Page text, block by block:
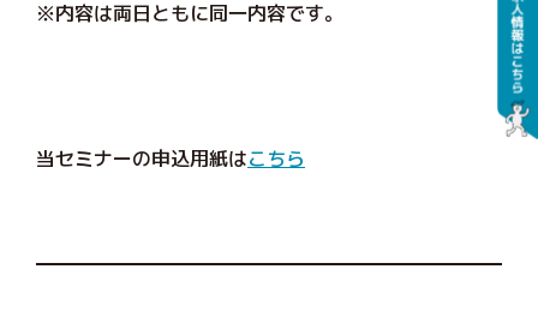
※内容は両日ともに同一内容です。
当セミナーの申込用紙はこちら